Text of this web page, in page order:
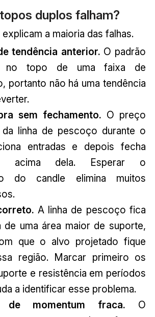
duplos falham?
a maioria das falhas.
tendência anterior. O padrão
no topo de uma faixa de
portanto não há uma tendência
sem fechamento. O preço
linha de pescoço durante o
entradas e depois fecha
acima dela. Esperar o
do candle elimina muitos
A linha de pescoço fica
de uma área maior de suporte,
que o alvo projetado fique
região. Marcar primeiro os
e resistência em períodos
a identificar esse problema.
de momentum fraca. O